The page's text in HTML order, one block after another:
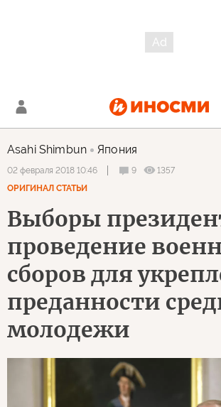
Asahi Shimbun Япония
02 февраля 2018 10:46 9
1357
ОРИГИНАЛ СТАТЬИ
Выборы
проведение
сборов для
преданности
молодежи